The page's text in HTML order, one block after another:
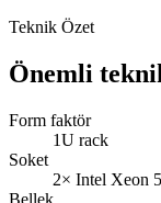
Teknik Özet
Önemli
Form faktör
1U rack
Soket
2× Intel Xeon
Bellek